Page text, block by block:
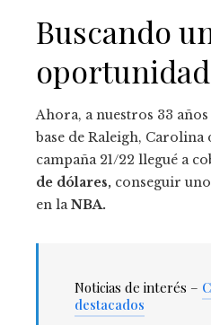
Buscando
oportunidad
Ahora, a nuestros 33
base de Raleigh, Carolina
campaña 21/22 llegué a
de dólares, conseguir uno
en laNBA.
Noticias de interés –
destacados